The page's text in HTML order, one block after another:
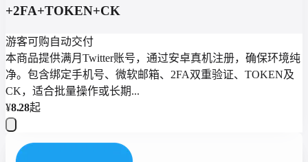
+2FA+TOKEN+CK
游客可购自动交付
本商品提供满月Twitter账号，通过安卓真机注册，确保环境纯
净。包含绑定手机号、微软邮箱、2FA双重验证、TOKEN及
CK，适合批量操作或长期...
¥8.28起